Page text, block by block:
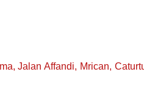
Jalan Affandi, Mrican,